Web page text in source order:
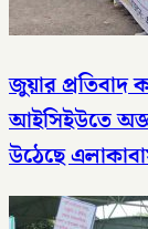
জুয়ার
আইসিইউতে
উঠেছে